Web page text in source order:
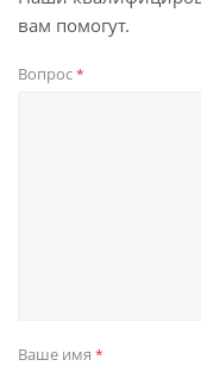
вам помогут.
Вопрос*
Ваше имя *